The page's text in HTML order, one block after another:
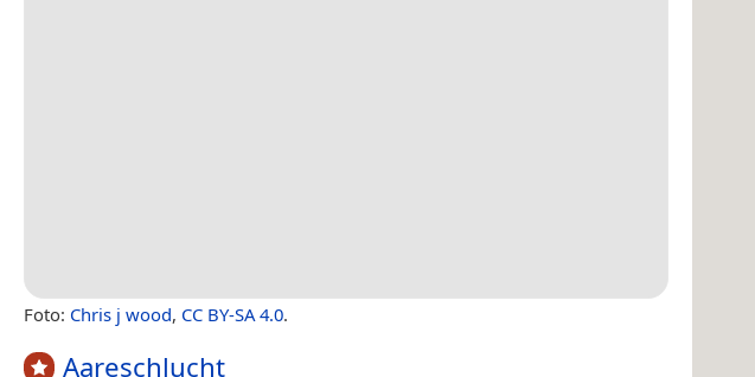
Foto: Chris j wood, CC BY-SA 4.0.
Aareschlucht